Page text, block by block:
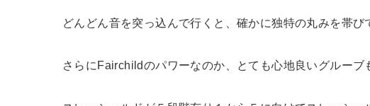
どんどん音を突っ込んで行くと、確かに独特の丸みを帯び
さらにFairchildのパワーなのか、とても心地良いグルーブ